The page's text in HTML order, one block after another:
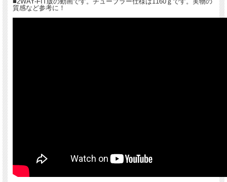
「CAMPAGNOLO」（カンパニョーロ）の最軽量ホイール「HYPERON ULTRA」
（ハイペロンウルトラ）が復活しました。
も9倍円滑に回転し、分速500 回転で回した場合、47 分以上も回転を続けます。詳
しくは下記の説明を見てください。
質感など参考に！